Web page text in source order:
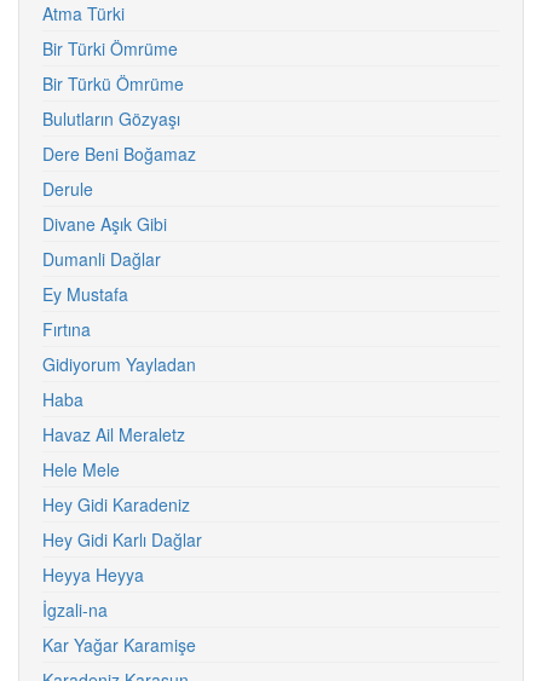
Atma Türki
Bir Türki Ömrüme
Bir Türkü Ömrüme
Bulutların Gözyaşı
Dere Beni Boğamaz
Derule
Divane Aşık Gibi
Dumanli Dağlar
Ey Mustafa
Fırtına
Gidiyorum Yayladan
Haba
Havaz Ail Meraletz
Hele Mele
Hey Gidi Karadeniz
Hey Gidi Karlı Dağlar
Heyya Heyya
İgzali-na
Kar Yağar Karamişe